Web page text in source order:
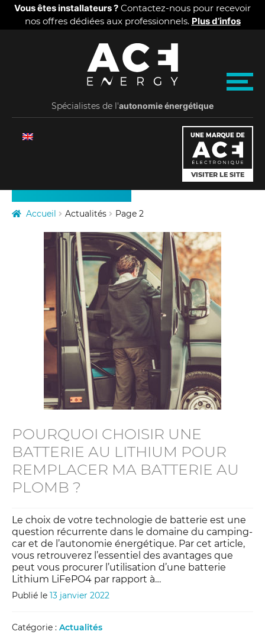
Vous êtes installateurs ? Contactez-nous pour recevoir
nos offres dédiées aux professionnels. Plus d’infos
A
C
E
e
r
g
y
Spécialistes de l'autonomie énergétique
M
u
UNE MARQUE DE
VISITER LE SITE
Accueil Actualités Page 2
POURQUOI CHOISIR UNE
BATTERIE AU LITHIUM POUR
REMPLACER MA BATTERIE AU
PLOMB ?
Le choix de votre technologie de batterie est une
question récurrente dans le domaine du camping-
car et de l’autonomie énergétique. Par cet article,
vous retrouverez l’essentiel des avantages que
peut vous procurer l’utilisation d’une batterie
Lithium LiFePO4 par rapport à…
Publié le 13 janvier 2022
Catégorie : Actualités
Panneau de gestion des cookies